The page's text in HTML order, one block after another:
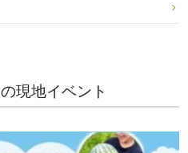
の現地イベント